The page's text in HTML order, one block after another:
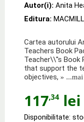
Autor(i): Anita
Editura:
Cartea autorului
Teachers Book
Teacher\\''s Book
that support the
objectives, »
117,34 lei
Disponibilitate: